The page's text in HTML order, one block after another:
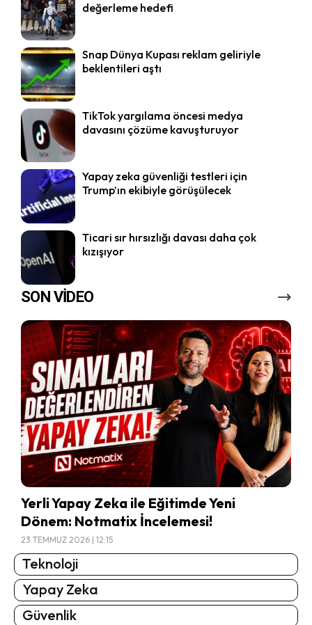
değerleme hedefi
Snap Dünya Kupası reklam geliriyle
beklentileri aştı
TikTok yargılama öncesi medya
davasını çözüme kavuşturuyor
Yapay zeka güvenliği testleri için
Trump’ın ekibiyle görüşülecek
Ticari sır hırsızlığı davası daha çok
kızışıyor
SON VİDEO
Yerli Yapay Zeka ile Eğitimde Yeni
Dönem: Notmatix İncelemesi!
23 TEMMUZ 2026 | 12:15
Teknoloji
Yapay Zeka
Güvenlik